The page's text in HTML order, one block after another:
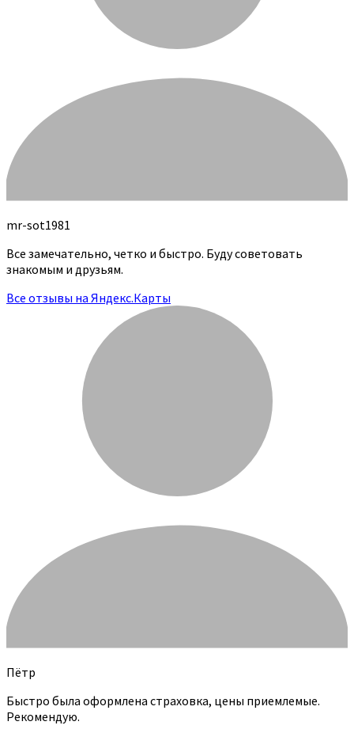
mr-sot1981
Все замечательно, четко и быстро. Буду советовать
знакомым и друзьям.
Все отзывы на Яндекс.Карты
Пётр
Быстро была оформлена страховка, цены приемлемые.
Рекомендую.